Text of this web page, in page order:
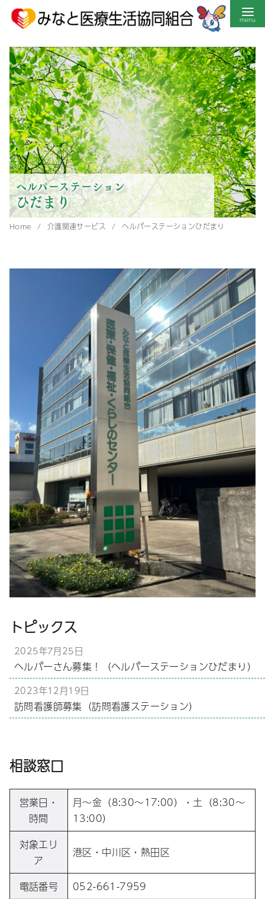
ヘルパーステーション
ひだまり
Home 介護関連サービス ヘルパーステーションひだまり
トピックス
2025年7月25日
ヘルパーさん募集！（ヘルパーステーションひだまり）
2023年12月19日
訪問看護師募集（訪問看護ステーション）
相談窓口
営業日・
時間
月～金（8:30～17:00）・土（8:30～
13:00）
対象エリ
ア
港区・中川区・熱田区
電話番号 052-661-7959